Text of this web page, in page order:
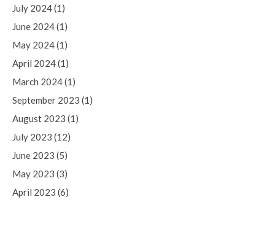
July 2024(1)
June 2024(1)
May 2024(1)
April 2024(1)
March 2024(1)
September 2023 (1)
August 2023 (1)
July 2023 (12)
June 2023 (5)
May 2023 (3)
April 2023 (6)